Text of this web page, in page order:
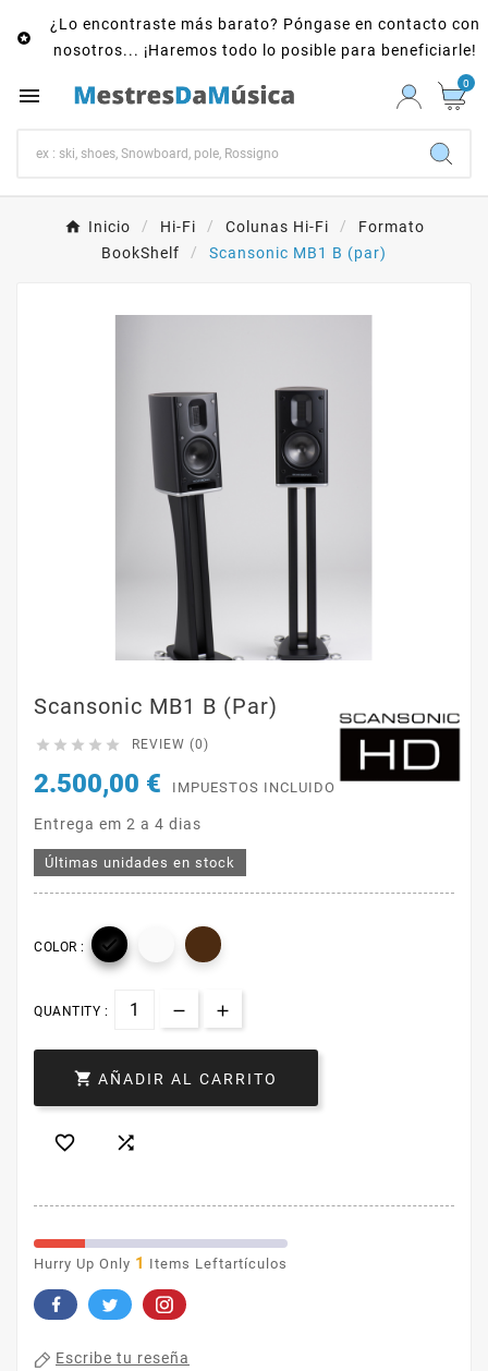

¿Lo encontraste más barato? Póngase en contacto con
nosotros... ¡Haremos todo lo posible para beneficiarle!
 0
Inicio Hi-Fi Colunas Hi-Fi
Formato
BookShelf
Scansonic MB1 B (par)
Scansonic MB1 B (par)
     REVIEW (0)
2.500,00 € IMPUESTOS INCLUIDOS
Entrega em 2 a 4 dias
Últimas unidades en stock
COLOR : 
QUANTITY :
 AÑADIR AL CARRITO
 
Hurry Up Only 1 Items Leftartículos
Escribe tu reseña